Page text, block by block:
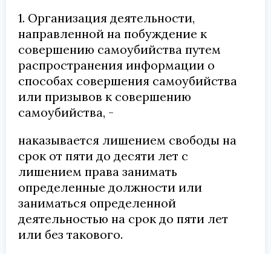
1. Организация деятельности,
направленной на побуждение к
совершению самоубийства путем
распространения информации о
способах совершения самоубийства
или призывов к совершению
самоубийства, -
наказывается лишением свободы на
срок от пяти до десяти лет с
лишением права занимать
определенные должности или
заниматься определенной
деятельностью на срок до пяти лет
или без такового.